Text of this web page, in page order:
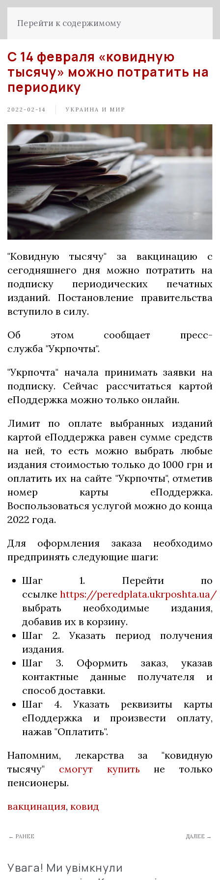
Перейти к содержимому
С 14 февраля «ковидную
тысячу» можно потратить на
периодику
2022-02-14 УКРАИНА И МИР
"Ковидную тысячу" за вакцинацию с
сегодняшнего дня можно потратить на
подписку периодических печатных
изданий. Постановление правительства
вступило в силу.
Об этом сообщает пресс-
служба "Укрпочты".
"Укрпочта" начала принимать заявки на
подписку. Сейчас рассчитаться картой
еПоддержка можно только онлайн.
Лимит по оплате выбранных изданий
картой еПоддержка равен сумме средств
на ней, то есть можно выбрать любые
издания стоимостью только до 1000 грн и
оплатить их на сайте "Укрпочты", отметив
номер карты еПоддержка.
Воспользоваться услугой можно до конца
2022 года.
Для оформления заказа необходимо
предпринять следующие шаги:
Шаг 1. Перейти по
ссылке https://peredplata.ukrposhta.ua/
выбрать необходимые издания,
добавив их в корзину.
Шаг 2. Указать период получения
издания.
Шаг 3. Оформить заказ, указав
контактные данные получателя и
способ доставки.
Шаг 4. Указать реквизиты карты
еПоддержка и произвести оплату,
нажав "Оплатить".
Напомним, лекарства за "ковидную
тысячу" смогут купить не только
пенсионеры.
вакцинация, ковид
← РАНЕЕ ДАЛЕЕ →
Увага! Ми увімкнули